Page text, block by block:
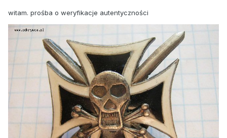
witam. prośba o weryfikacje autentyczności